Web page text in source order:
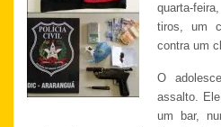
quarta-
tiros, um
contra um
O
assalto.
um bar,